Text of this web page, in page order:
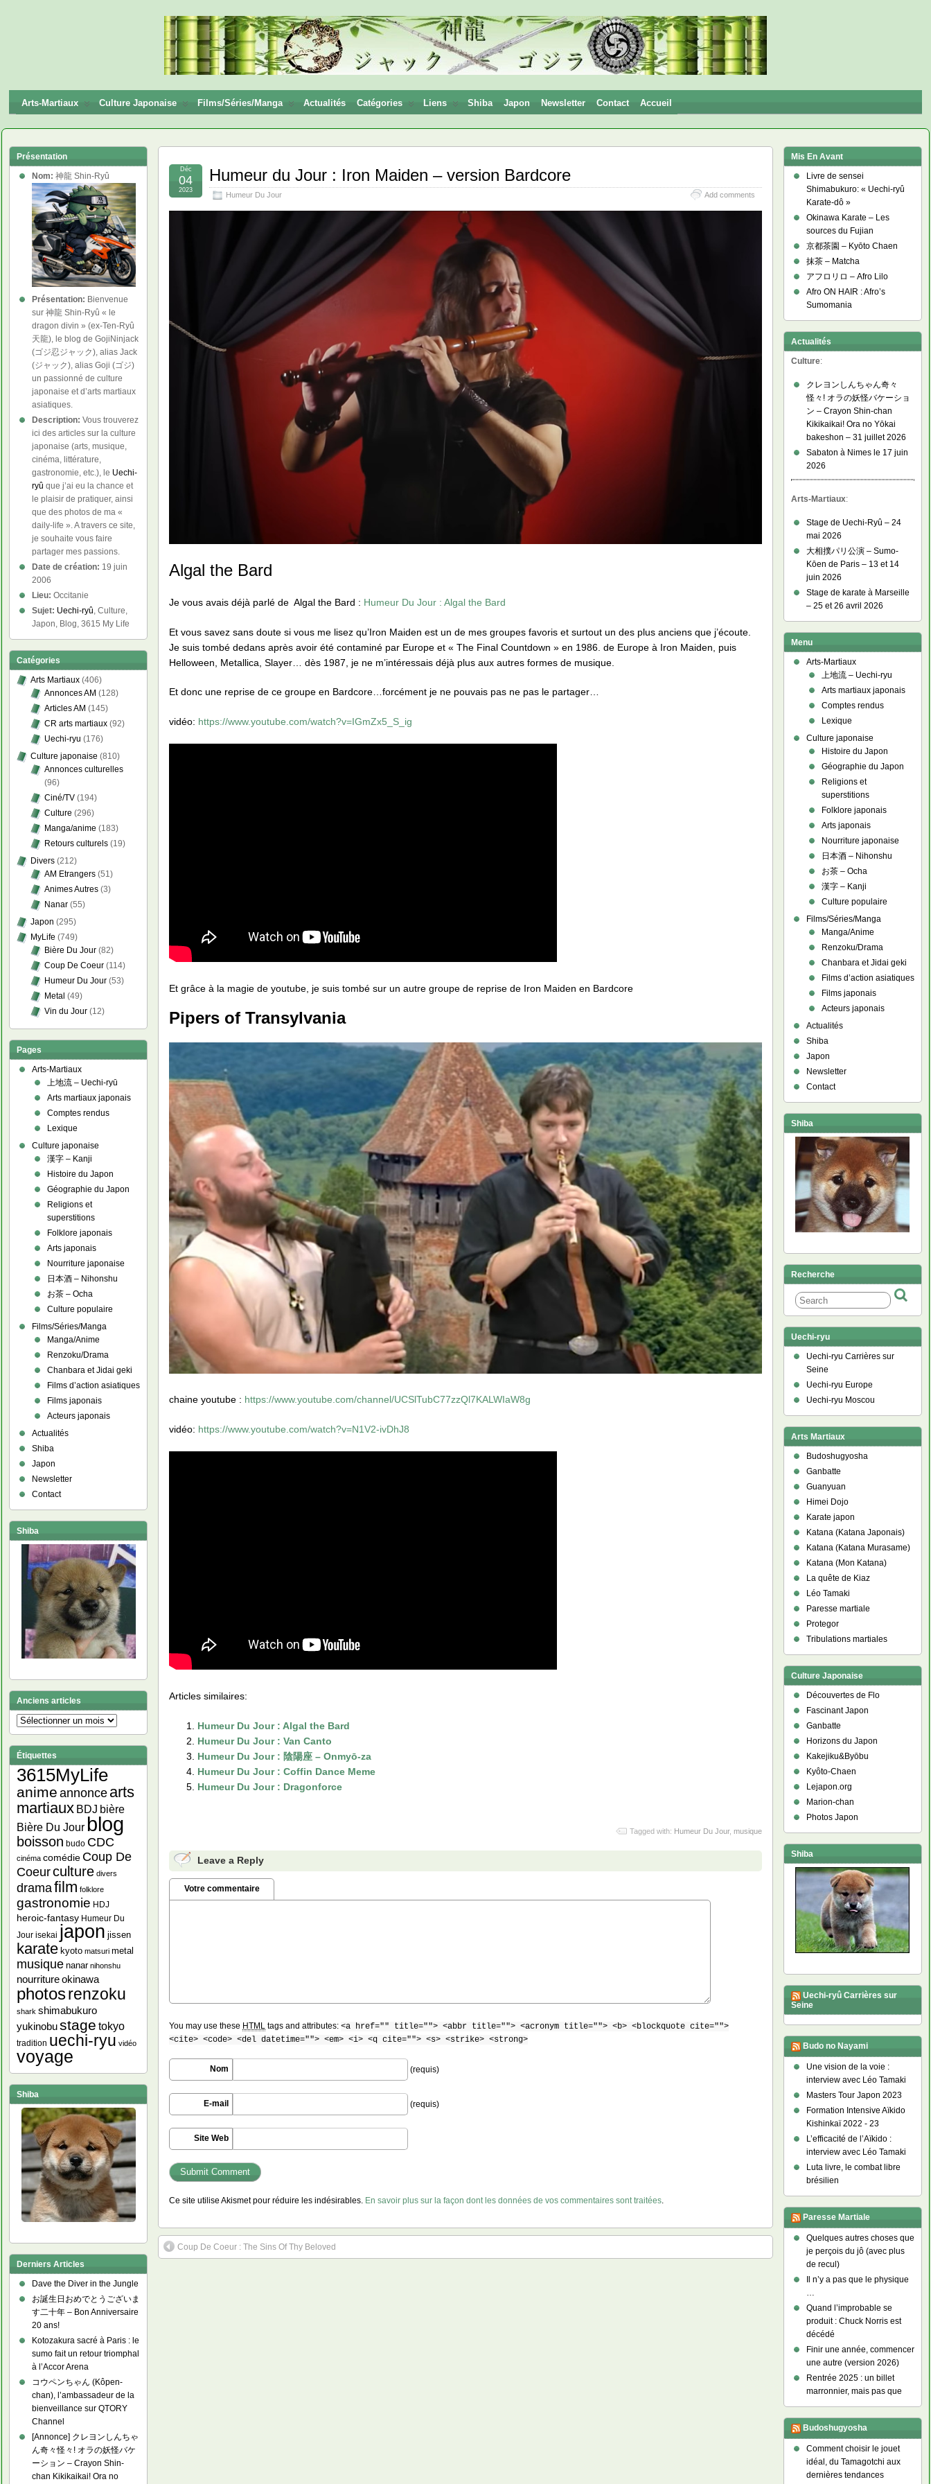
Ryū
Arts-Martiaux Culture Japonaise Films/Séries/Manga Actualités Catégories Liens Shiba Japon Newsletter Contact Accueil
Humeur du Jour : Iron Maiden – version Bardcore
Humeur Du Jour Add comments
Déc
04
2023
Algal the Bard
Je vous avais déjà parlé de Algal the Bard : Humeur Du Jour : Algal the Bard
Et vous savez sans doute si vous me lisez qu’Iron Maiden est un de mes groupes favoris et surtout un des plus anciens que j’écoute.
Je suis tombé dedans après avoir été contaminé par Europe et « The Final Countdown » en 1986. de Europe à Iron Maiden, puis
Helloween, Metallica, Slayer… dès 1987, je ne m’intéressais déjà plus aux autres formes de musique.
Et donc une reprise de ce groupe en Bardcore…forcément je ne pouvais pas ne pas le partager…
vidéo: https://www.youtube.com/watch?v=IGmZx5_S_ig
Et grâce à la magie de youtube, je suis tombé sur un autre groupe de reprise de Iron Maiden en Bardcore
Pipers of Transylvania
chaine youtube : https://www.youtube.com/channel/UCSlTubC77zzQl7KALWIaW8g
vidéo: https://www.youtube.com/watch?v=N1V2-ivDhJ8
Articles similaires:
Humeur Du Jour : Algal the Bard
Humeur Du Jour : Van Canto
Humeur Du Jour : 陰陽座 – Onmyō-za
Humeur Du Jour : Coffin Dance Meme
Humeur Du Jour : Dragonforce
Tagged with: Humeur Du Jour, musique
Leave a Reply
Votre commentaire
You may use these HTML tags and attributes:<a href="" title=""> <abbr title=""> <acronym title=""> <b> <blockquote cite="">
<cite> <code> <del datetime=""> <em> <i> <q cite=""> <s> <strike> <strong>
Nom (requis)
E-mail (requis)
Site Web
Ce site utilise Akismet pour réduire les indésirables. En savoir plus sur la façon dont les données de vos commentaires sont traitées
Coup De Coeur : The Sins Of Thy Beloved
Présentation
Nom: 神龍 Shin-Ryû
Présentation: Bienvenue
sur 神龍 Shin-Ryû « le
dragon divin » (ex-Ten-Ryû
天龍), le blog de GojiNinjack
(ゴジ忍ジャック), alias Jack
(ジャック), alias Goji (ゴジ)
un passionné de culture
japonaise et d’arts martiaux
asiatiques.
Description: Vous trouverez
ici des articles sur la culture
japonaise (arts, musique,
cinéma, littérature,
gastronomie, etc.), le Uechi-
ryû que j’ai eu la chance et
le plaisir de pratiquer, ainsi
que des photos de ma «
daily-life ». A travers ce site,
je souhaite vous faire
partager mes passions.
Date de création: 19 juin
2006
Lieu: Occitanie
Sujet: Uechi-ryû, Culture,
Japon, Blog, 3615 My Life
Catégories
Arts Martiaux (406)
Annonces AM (128)
Articles AM (145)
CR arts martiaux (92)
Uechi-ryu (176)
Culture japonaise (810)
Annonces culturelles
(96)
Ciné/TV (194)
Culture (296)
Manga/anime (183)
Retours culturels (19)
Divers (212)
AM Etrangers (51)
Animes Autres (3)
Nanar (55)
Japon (295)
MyLife (749)
Bière Du Jour (82)
Coup De Coeur (114)
Humeur Du Jour (53)
Metal (49)
Vin du Jour (12)
Pages
Arts-Martiaux
上地流 – Uechi-ryū
Arts martiaux japonais
Comptes rendus
Lexique
Culture japonaise
漢字 – Kanji
Histoire du Japon
Géographie du Japon
Religions et
superstitions
Folklore japonais
Arts japonais
Nourriture japonaise
日本酒 – Nihonshu
お茶 – Ocha
Culture populaire
Films/Séries/Manga
Manga/Anime
Renzoku/Drama
Chanbara et Jidai geki
Films d’action asiatiques
Films japonais
Acteurs japonais
Actualités
Shiba
Japon
Newsletter
Contact
Shiba
Anciens articles
Anciens
articles
Étiquettes
3615MyLife
anime annonce arts
martiaux BDJ bière
Bière Du Jour blog
boisson budo CDC
cinéma comédie Coup De
Coeurculture divers
dramafilm folklore
gastronomie HDJ
heroic-fantasy Humeur Du
Jour isekai japon jissen
karate kyoto matsuri metal
musique nanar nihonshu
nourriture okinawa
photosrenzoku
shark shimabukuro
yukinobu stage tokyo
tradition uechi-ryu vidéo
voyage
Shiba
Derniers Articles
Dave the Diver in the Jungle
お誕生日おめでとうございま
す二十年 – Bon Anniversaire
20 ans!
Kotozakura sacré à Paris : le
sumo fait un retour triomphal
à l’Accor Arena
コウペンちゃん (Kôpen-
chan), l’ambassadeur de la
bienveillance sur QTORY
Channel
[Annonce] クレヨンしんちゃ
ん奇々怪々! オラの妖怪バケ
ーション – Crayon Shin-
chan Kikikaikai! Ora no
Mis En Avant
Livre de sensei
Shimabukuro: « Uechi-ryû
Karate-dô »
Okinawa Karate – Les
sources du Fujian
京都茶園 – Kyōto Chaen
抹茶 – Matcha
アフロリロ – Afro Lilo
Afro ON HAIR : Afro’s
Sumomania
Actualités
Culture:
クレヨンしんちゃん奇々
怪々! オラの妖怪バケーショ
ン – Crayon Shin-chan
Kikikaikai! Ora no Yōkai
bakeshon – 31 juillet 2026
Sabaton à Nimes le 17 juin
2026
Arts-Martiaux:
Stage de Uechi-Ryû – 24
mai 2026
大相撲パリ公演 – Sumo-
Kōen de Paris – 13 et 14
juin 2026
Stage de karate à Marseille
– 25 et 26 avril 2026
Menu
Arts-Martiaux
上地流 – Uechi-ryu
Arts martiaux japonais
Comptes rendus
Lexique
Culture japonaise
Histoire du Japon
Géographie du Japon
Religions et
superstitions
Folklore japonais
Arts japonais
Nourriture japonaise
日本酒 – Nihonshu
お茶 – Ocha
漢字 – Kanji
Culture populaire
Films/Séries/Manga
Manga/Anime
Renzoku/Drama
Chanbara et Jidai geki
Films d’action asiatiques
Films japonais
Acteurs japonais
Actualités
Shiba
Japon
Newsletter
Contact
Shiba
Recherche
Uechi-ryu
Uechi-ryu Carrières sur
Seine
Uechi-ryu Europe
Uechi-ryu Moscou
Arts Martiaux
Budoshugyosha
Ganbatte
Guanyuan
Himei Dojo
Karate japon
Katana (Katana Japonais)
Katana (Katana Murasame)
Katana (Mon Katana)
La quête de Kiaz
Léo Tamaki
Paresse martiale
Protegor
Tribulations martiales
Culture Japonaise
Découvertes de Flo
Fascinant Japon
Ganbatte
Horizons du Japon
Kakejiku&Byōbu
Kyôto-Chaen
Lejapon.org
Marion-chan
Photos Japon
Shiba
Uechi-ryû Carrières sur
Seine
Budo no Nayami
Une vision de la voie :
interview avec Léo Tamaki
Masters Tour Japon 2023
Formation Intensive Aïkido
Kishinkaï 2022 - 23
L’efficacité de l’Aïkido :
interview avec Léo Tamaki
Luta livre, le combat libre
brésilien
Paresse Martiale
Quelques autres choses que
je perçois du jô (avec plus
de recul)
Il n’y a pas que le physique
…
Quand l’improbable se
produit : Chuck Norris est
décédé
Finir une année, commencer
une autre (version 2026)
Rentrée 2025 : un billet
marronnier, mais pas que
Budoshugyosha
Comment choisir le jouet
idéal, du Tamagotchi aux
dernières tendances